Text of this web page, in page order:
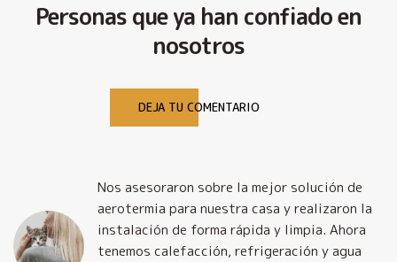
Personas que ya han confiado en
nosotros
DEJA TU COMENTARIO
Nos asesoraron sobre la mejor solución de
aerotermia para nuestra casa y realizaron la
instalación de forma rápida y limpia. Ahora
tenemos calefacción, refrigeración y agua